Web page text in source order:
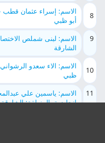
8
الاسم: إسراء عثمان
أبو ظبي
9
الاسم: لبنى شملص
الشارقة
10
الاسم: الاء سعدو
ظبي
11
الاسم: ياسمين علي
انجليزية, المنطقة: الشارقة